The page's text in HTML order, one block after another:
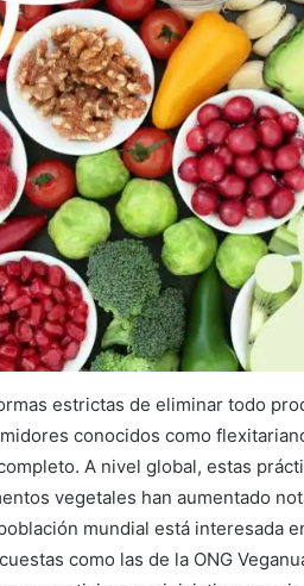
estrictas de eliminar todo
conocidos como
A nivel global, estas
vegetales han aumentado
mundial está interesada
como las de la ONG